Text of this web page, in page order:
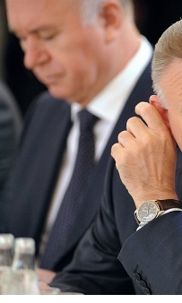
Перейти к основному содержанию